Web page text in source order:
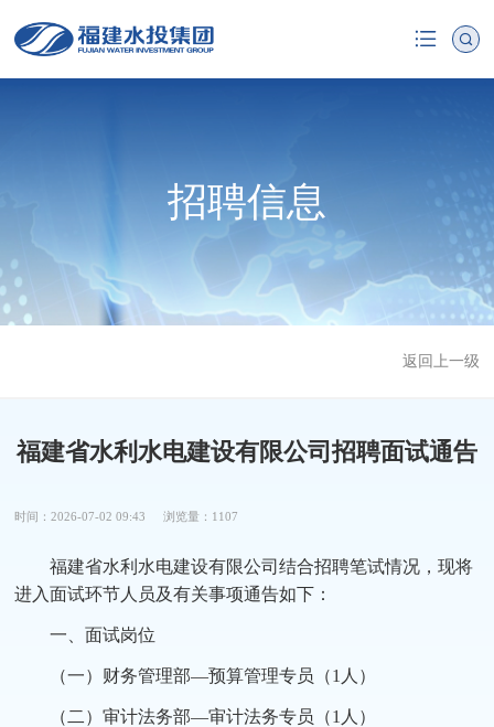
招聘信息
返回上一级
福建省水利水电建设有限公司招聘面试通告
时间：2026-07-02 09:43 浏览量：1107
福建省水利水电建设有限公司结合招聘笔试情况，现将
进入面试环节人员及有关事项通告如下：
一、面试岗位
（一）财务管理部—预算管理专员（1人）
（二）审计法务部—审计法务专员（1人）